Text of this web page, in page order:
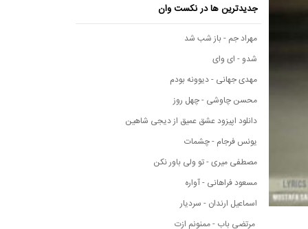
جدیدترین ها در نکست وان
مهراد جم - باز شب شد
شدو - ای وای
مهدی جهانی - دیوونه بودم
محسن چاوشی - چهل روز
دانلود اپیزود عشق عمیق از دیجی شاهین
یونس فرجام - چشمات
مصطفی میری - تو ولی باور نکن
مسعود فراهانی - آواره
اسماعیل ارندان - سردیار
مرتضی باب - ممنونم ازت